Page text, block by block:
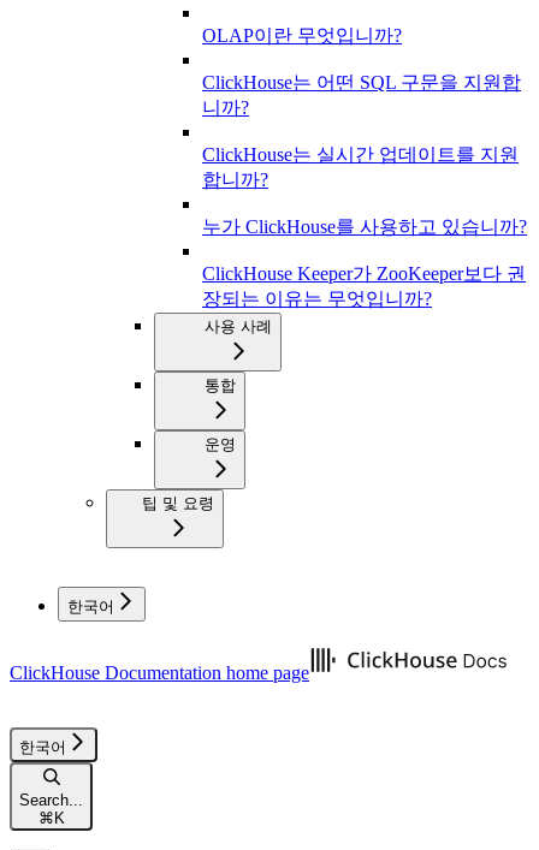
OLAP이란 무엇입니까?
ClickHouse는 어떤 SQL 구문을 지원합
니까?
ClickHouse는 실시간 업데이트를 지원
합니까?
누가 ClickHouse를 사용하고 있습니까?
ClickHouse Keeper가 ZooKeeper보다 권
장되는 이유는 무엇입니까?
사용 사례
통합
운영
팁 및 요령
한국어
ClickHouse Documentation home page
한국어
Search...
⌘ K